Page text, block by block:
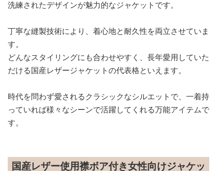
洗練されたデザインが魅力的なジャケットです。
丁寧な縫製技術により、着心地と耐久性を両立させていま
す。
どんなスタイリングにも合わせやすく、長年愛用していた
だける国産レザージャケットの代表格といえます。
時代を問わず愛されるクラシックなシルエットで、一着持
っていれば様々なシーンで活躍してくれる万能アイテムで
す。
国産レザー使用襟ボア付き女性向けジャケッ